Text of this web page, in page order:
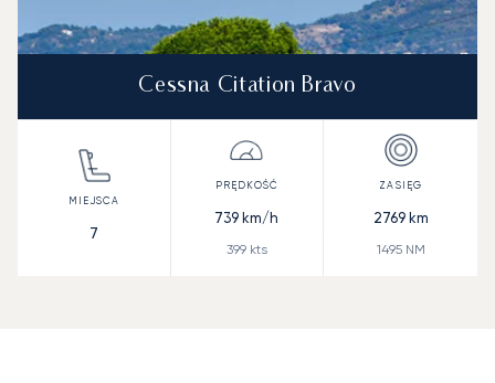
Cessna Citation Bravo
7
739 km/h
399kts
2769km
1495NM